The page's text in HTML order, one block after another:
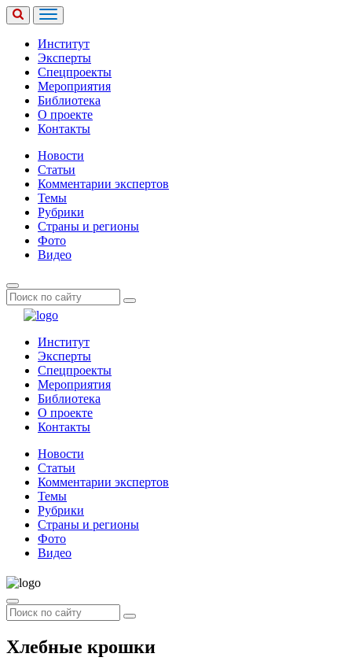
Институт
Эксперты
Спецпроекты
Мероприятия
Библиотека
О проекте
Контакты
Новости
Статьи
Комментарии экспертов
Темы
Рубрики
Страны и регионы
Фото
Видео
Институт
Эксперты
Спецпроекты
Мероприятия
Библиотека
О проекте
Контакты
Новости
Статьи
Комментарии экспертов
Темы
Рубрики
Страны и регионы
Фото
Видео
Хлебные крошки